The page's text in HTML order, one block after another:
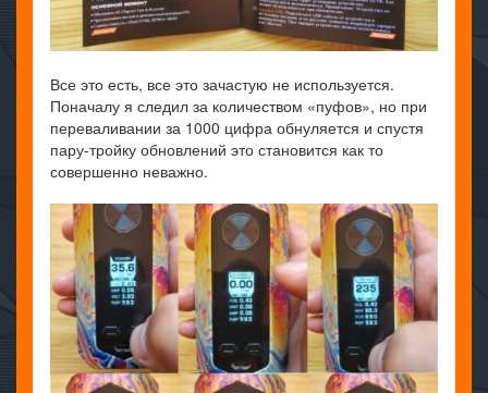
Все это есть, все это зачастую не используется.
Поначалу я следил за количеством «пуфов», но при
переваливании за 1000 цифра обнуляется и спустя
пару-тройку обновлений это становится как то
совершенно неважно.